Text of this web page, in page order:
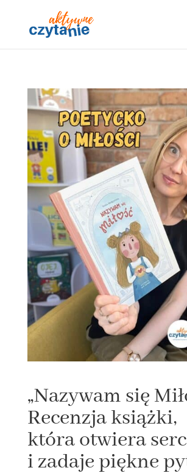
„Nazywam się
Recenzja książki,
która otwiera
i zadaje piękne